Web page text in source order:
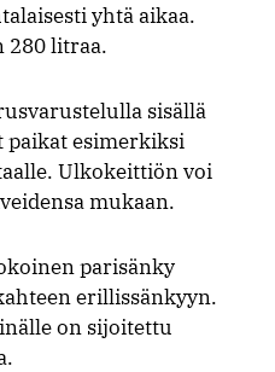
yhtä aikaa.
280 litraa.
sisällä
esimerkiksi
Ulkokeittiön voi
mukaan.
parisänky
erillissänkyyn.
on sijoitettu